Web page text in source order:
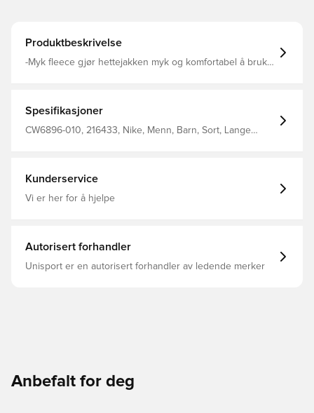
Produktbeskrivelse
-Myk fleece gjør hettejakken myk og komfortabel å bruke.
Spesifikasjoner
CW6896-010, 216433, Nike, Menn, Barn, Sort, Lange
Kunderservice
Vi er her for å hjelpe
Autorisert forhandler
Unisport er en autorisert forhandler av ledende merker
Anbefalt for deg